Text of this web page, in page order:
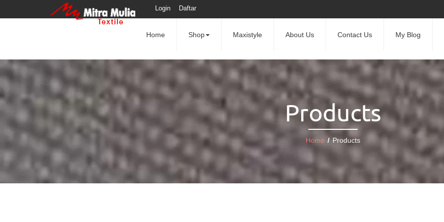
Login Daftar
Home Shop Maxistyle About Us Contact Us My Blog
Products
Home / Products